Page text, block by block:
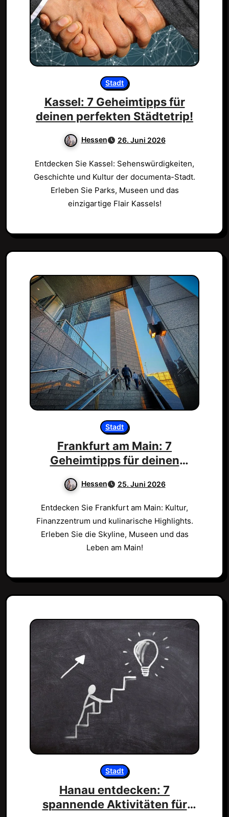
Stadt
Kassel: 7 Geheimtipps für
deinen perfekten Städtetrip!
Hessen 26. Juni 2026
Entdecken Sie Kassel: Sehenswürdigkeiten,
Geschichte und Kultur der documenta-Stadt.
Erleben Sie Parks, Museen und das
einzigartige Flair Kassels!
Stadt
Frankfurt am Main: 7
Geheimtipps für deinen
Hessen 25. Juni 2026
Entdecken Sie Frankfurt am Main: Kultur,
Finanzzentrum und kulinarische Highlights.
Erleben Sie die Skyline, Museen und das
Leben am Main!
Stadt
Hanau entdecken: 7
spannende Aktivitäten für